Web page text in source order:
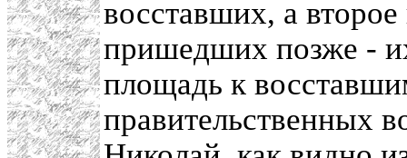
восставших, а второе
пришедших позже -
площадь к
правительственных